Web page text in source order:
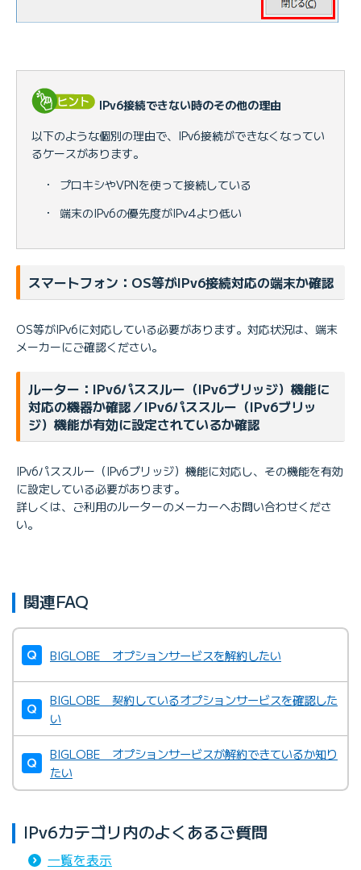
IPv6接続できない時のその他の理由
以下のような個別の理由で、IPv6接続ができなくなってい
るケースがあります。
・
プロキシやVPNを使って接続している
・
端末のIPv6の優先度がIPv4より低い
スマートフォン：OS等がIPv6接続対応の端末か確認
OS等がIPv6に対応している必要があります。対応状況は、端末
メーカーにご確認ください。
ルーター：IPv6パススルー（IPv6ブリッジ）機能に
対応の機器か確認／IPv6パススルー（IPv6ブリッ
ジ）機能が有効に設定されているか確認
IPv6パススルー（IPv6ブリッジ）機能に対応し、その機能を有効
に設定している必要があります。
詳しくは、ご利用のルーターのメーカーへお問い合わせくださ
い。
関連FAQ
BIGLOBE オプションサービスを解約したい
BIGLOBE 契約しているオプションサービスを確認した
い
BIGLOBE オプションサービスが解約できているか知り
たい
IPv6カテゴリ内のよくあるご質問
一覧を表示